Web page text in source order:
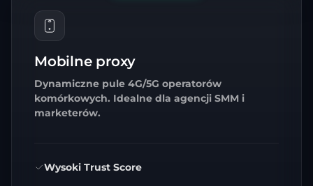
Mobilne proxy
Dynamiczne pule 4G/5G operatorów
komórkowych. Idealne dla agencji SMM i
marketerów.
Wysoki Trust Score